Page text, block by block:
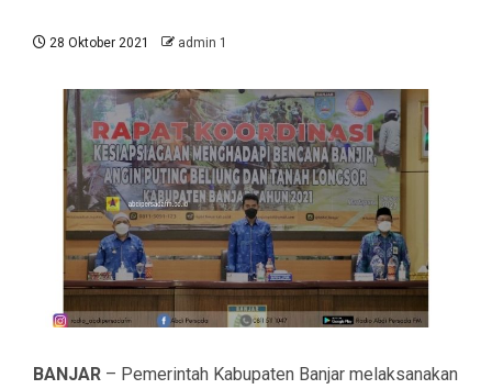
28 Oktober 2021 admin 1
BANJAR – Pemerintah Kabupaten Banjar melaksanakan